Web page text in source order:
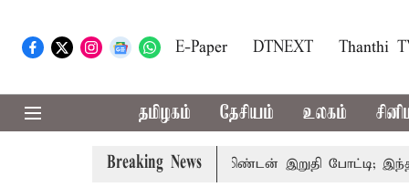
E-Paper DTNEXT Thanthi
தமிழகம் தேசியம் உலகம்
Breaking News
கொரிய பேட்மிண்டன் இறுதி போட்டி; இந்திய